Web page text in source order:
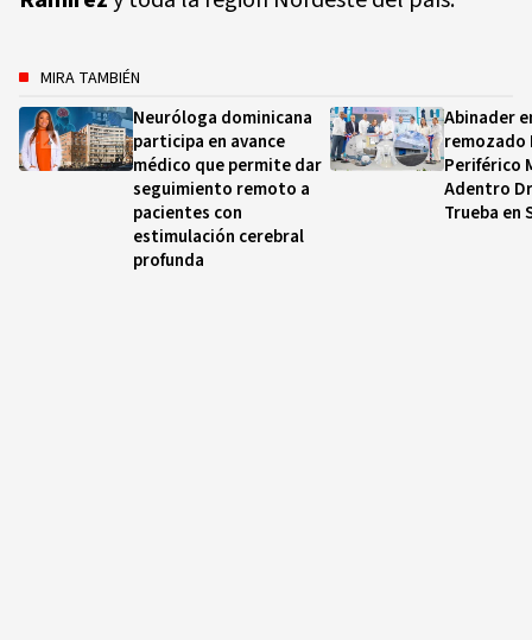
MIRA TAMBIÉN
Neuróloga dominicana
participa en avance
médico que permite dar
seguimiento remoto a
pacientes con
estimulación cerebral
profunda
Abinader
remozado
Periférico
Adentro
Trueba en